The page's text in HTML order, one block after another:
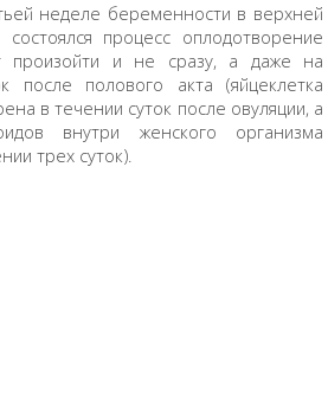
неделе беременности в верхней
процесс оплодотворение
произойти и не сразу, а даже на
после полового акта (яйцеклетка
в течении суток после овуляции, а
внутри женского организма
трех суток).